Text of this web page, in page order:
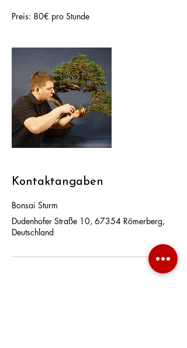
Preis: 80€ pro Stunde
Kontaktangaben
Bonsai Sturm
Dudenhofer Straße 10, 67354 Römerberg,
Deutschland